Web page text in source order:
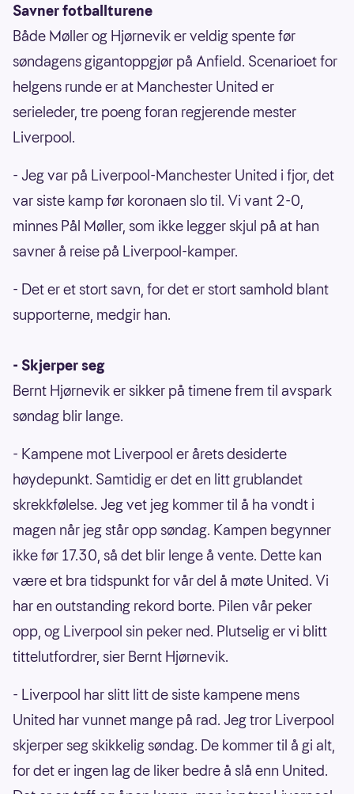
Savner fotballturene
Både Møller og Hjørnevik er veldig spente før
søndagens gigantoppgjør på Anfield. Scenarioet for
helgens runde er at Manchester United er
serieleder, tre poeng foran regjerende mester
Liverpool.
- Jeg var på Liverpool-Manchester United i fjor, det
var siste kamp før koronaen slo til. Vi vant 2-0,
minnes Pål Møller, som ikke legger skjul på at han
savner å reise på Liverpool-kamper.
- Det er et stort savn, for det er stort samhold blant
supporterne, medgir han.
- Skjerper seg
Bernt Hjørnevik er sikker på timene frem til avspark
søndag blir lange.
- Kampene mot Liverpool er årets desiderte
høydepunkt. Samtidig er det en litt grublandet
skrekkfølelse. Jeg vet jeg kommer til å ha vondt i
magen når jeg står opp søndag. Kampen begynner
ikke før 17.30, så det blir lenge å vente. Dette kan
være et bra tidspunkt for vår del å møte United. Vi
har en outstanding rekord borte. Pilen vår peker
opp, og Liverpool sin peker ned. Plutselig er vi blitt
tittelutfordrer, sier Bernt Hjørnevik.
- Liverpool har slitt litt de siste kampene mens
United har vunnet mange på rad. Jeg tror Liverpool
skjerper seg skikkelig søndag. De kommer til å gi alt,
for det er ingen lag de liker bedre å slå enn United.